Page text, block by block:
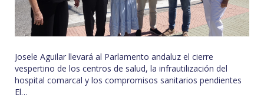
Josele Aguilar llevará al Parlamento andaluz el cierre
vespertino de los centros de salud, la infrautilización del
hospital comarcal y los compromisos sanitarios pendientes
El…